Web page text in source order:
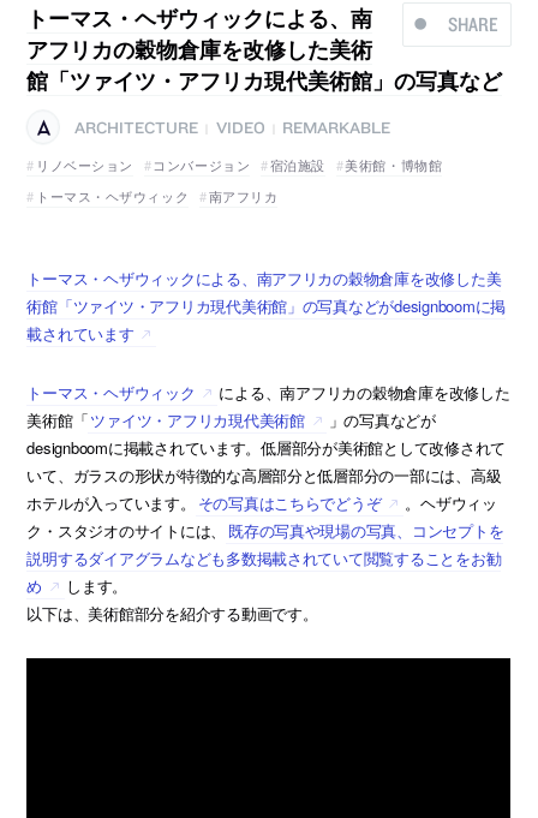
SHARE
トーマス・ヘザウィックによる、南
アフリカの穀物倉庫を改修した美術
館「ツァイツ・アフリカ現代美術館」の写真など
ARCHITECTURE VIDEO
REMARKABLE
リノベーション
コンバージョン 宿泊施設
美術館・博物館
トーマス・ヘザウィック
南アフリカ
トーマス・ヘザウィックによる、南アフリカの穀物倉庫を改修した美
術館「ツァイツ・アフリカ現代美術館」の写真などがdesignboomに掲
載されています
トーマス・ヘザウィック
による、南アフリカの穀物倉庫を改修した
美術館「ツァイツ・アフリカ現代美術館
」の写真などが
designboomに掲載されています。低層部分が美術館として改修されて
いて、ガラスの形状が特徴的な高層部分と低層部分の一部には、高級
ホテルが入っています。
その写真はこちらでどうぞ
。ヘザウィッ
ク・スタジオのサイトには、
既存の写真や現場の写真、コンセプトを
説明するダイアグラムなども多数掲載されていて閲覧することをお勧
め
します。
以下は、美術館部分を紹介する動画です。